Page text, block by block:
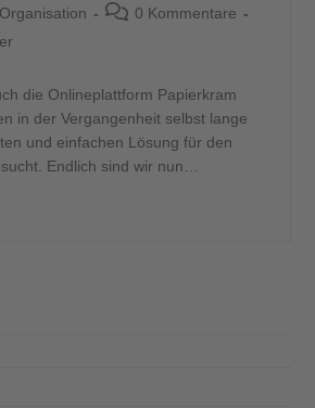
0 Kommentare
die Onlineplattform Papierkram
in der Vergangenheit selbst lange
und einfachen Lösung für den
Endlich sind wir nun…